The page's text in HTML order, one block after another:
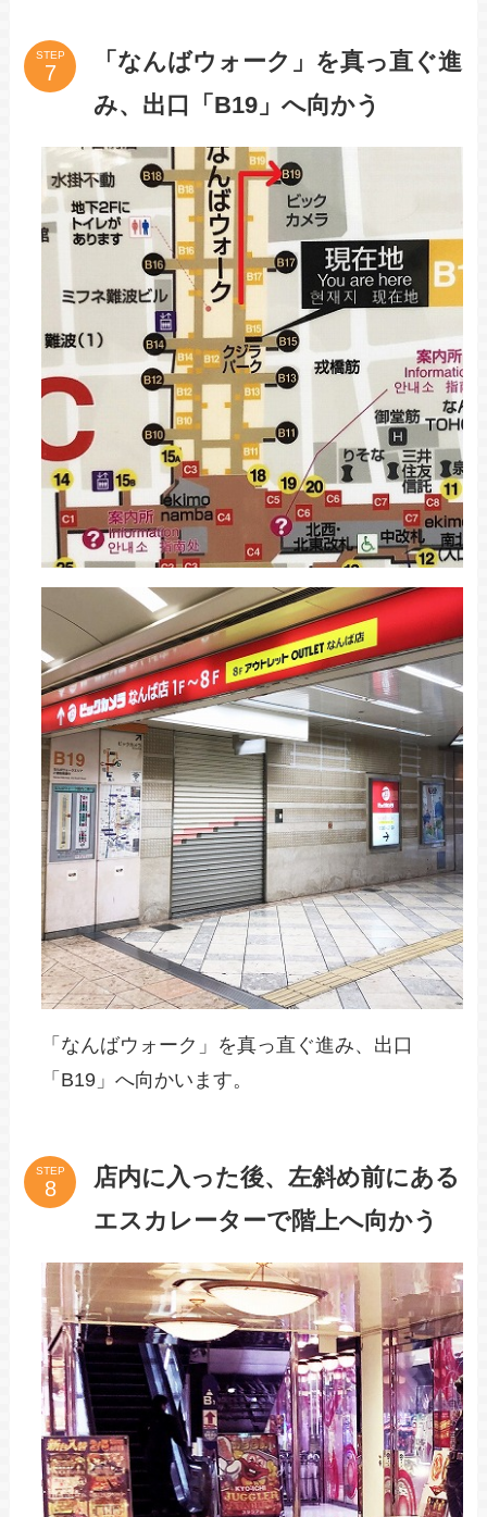
STEP
「なんばウォーク」を真っ直ぐ進
み、出口「B19」へ向かう
「なんばウォーク」を真っ直ぐ進み、出口
「B19」へ向かいます。
STEP
店内に入った後、左斜め前にある
エスカレーターで階上へ向かう